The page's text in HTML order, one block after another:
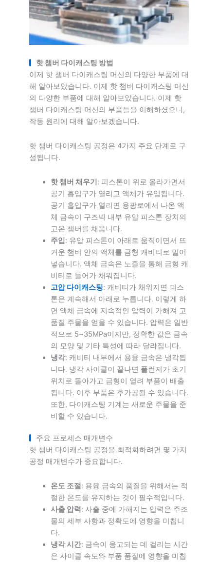
핫 챔버 다이캐스팅 방법
이제 핫 챔버 다이캐스팅 머신의 다양한 부품에 대
해 알아보았습니다. 이제 핫 챔버 다이캐스팅 머신
의 다양한 부품에 대해 알아보았습니다. 이제 핫
챔버 다이캐스팅 머신의 부품들을 이해하셨으니,
작동 원리에 대해 알아보겠습니다.
핫 챔버 다이캐스팅 공정은 4가지 주요 단계로 구
성됩니다.
핫 챔버 채우기 : 피스톤이 위로 올라가면서
공기 흡입구가 열리고 액체가 유입됩니다.
공기 흡입구가 열리면 용광로에서 나온 액
체 금속이 구즈넥 내부 유압 피스톤 장치의
고온 챔버를 채웁니다.
주입 : 유압 피스톤이 아래로 움직이면서 뜨
거운 챔버 안의 액체를 금형 캐비티로 밀어
넣습니다. 액체 금속은 노즐을 통해 금형 캐
비티로 들어가 채워집니다.
고압 다이캐스팅: 캐비티가 채워지면 피스
톤은 계속해서 아래로 누릅니다. 이렇게 하
면 액체 금속에 지속적인 압력이 가해져 고
품질 주물을 얻을 수 있습니다. 압력은 일반
적으로 5~35MPa이지만, 정확한 값은 금속
의 모양 및 기타 특성에 따라 달라집니다.
냉각: 캐비티 내부에서 용융 금속은 냉각됩
니다. 냉각 사이클이 끝나면 플런저가 초기
위치로 돌아가고 금형이 열려 부품이 배출
됩니다. 이후 부품은 후가공될 수 있습니다.
또한, 다이캐스팅 기계는 새로운 주물을 준
비할 수 있습니다.
주요 프로세스 매개변수
핫 챔버 다이캐스팅 공정을 최적화하려면 몇 가지
공정 매개변수가 중요합니다.
온도 조절: 용융 금속의 품질을 위해서는 적
절한 온도를 유지하는 것이 필수적입니다.
사출 압력 : 사출 중에 가해지는 압력은 주조
물의 세부 사항과 정확도에 영향을 미칩니
다.
냉각 시간: 금속이 응고되는 데 걸리는 시간
은 사이클 속도와 부품 품질에 영향을 미칩